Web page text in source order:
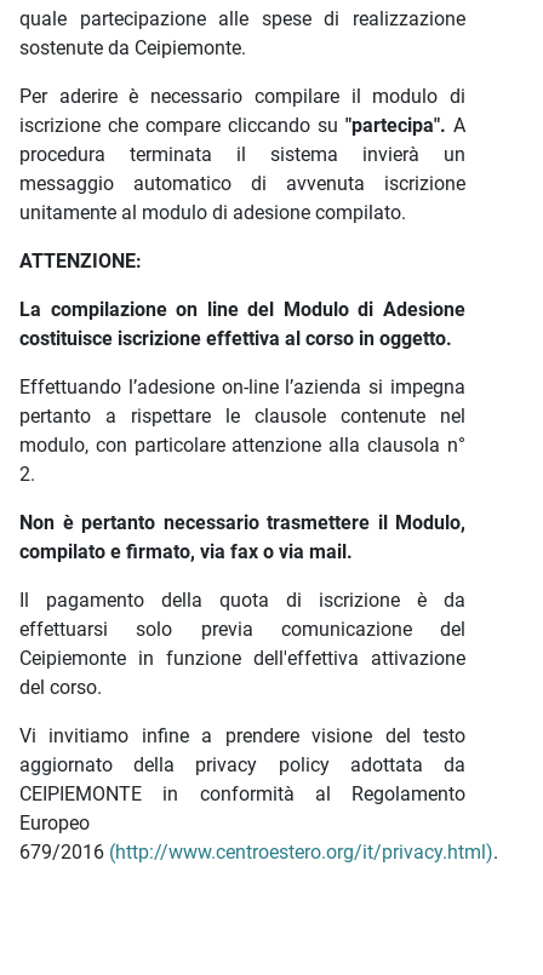
quale partecipazione alle spese di realizzazione
sostenute da Ceipiemonte.
Per aderire è necessario compilare il modulo di
iscrizione che compare cliccando su "partecipa". A
procedura terminata il sistema invierà un
messaggio automatico di avvenuta iscrizione
unitamente al modulo di adesione compilato.
ATTENZIONE:
La compilazione on line del Modulo di Adesione
costituisce iscrizione effettiva al corso in oggetto.
Effettuando l’adesione on-line l’azienda si impegna
pertanto a rispettare le clausole contenute nel
modulo, con particolare attenzione alla clausola n°
2.
Non è pertanto necessario trasmettere il Modulo,
compilato e firmato, via fax o via mail.
Il pagamento della quota di iscrizione è da
effettuarsi solo previa comunicazione del
Ceipiemonte in funzione dell'effettiva attivazione
del corso.
Vi invitiamo infine a prendere visione del testo
aggiornato della privacy policy adottata da
CEIPIEMONTE in conformità al Regolamento
Europeo
679/2016 (http://www.centroestero.org/it/privacy.html).